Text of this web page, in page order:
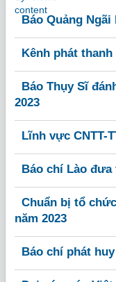
Báo Quảng
Kênh phát
Báo Thụy Sĩ
2023
Lĩnh vực CNTT-
Báo chí Lào đưa
Chuẩn bị tổ
năm 2023
Báo chí phát